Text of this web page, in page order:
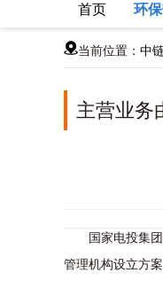
首页 环
当前位置： 中
主营业务
国家电投集团水
管理机构设立方案